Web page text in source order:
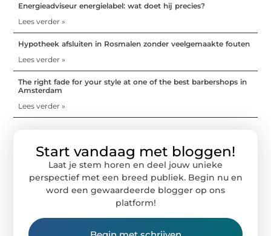
Energieadviseur energielabel: wat doet hij precies?
Lees verder »
Hypotheek afsluiten in Rosmalen zonder veelgemaakte fouten
Lees verder »
The right fade for your style at one of the best barbershops in
Amsterdam
Lees verder »
Start vandaag met bloggen!
Laat je stem horen en deel jouw unieke
perspectief met een breed publiek. Begin nu en
word een gewaardeerde blogger op ons
platform!